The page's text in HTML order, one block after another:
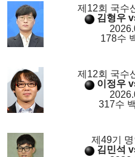
제12회 국수
김형우
178수
제12회 국수
이정우
317수
제49기
김민석